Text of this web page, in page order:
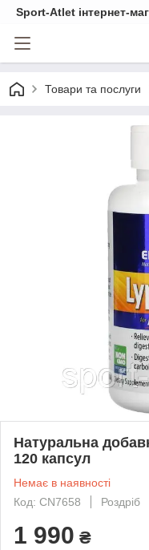
Sport-Atlet інтернет-
Товари та послуги
Натуральна
120 капсул
Немає в наявності
Код: CN7658
Роздріб
1 990 ₴